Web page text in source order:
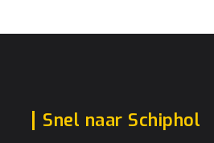
Snel naar Schiphol